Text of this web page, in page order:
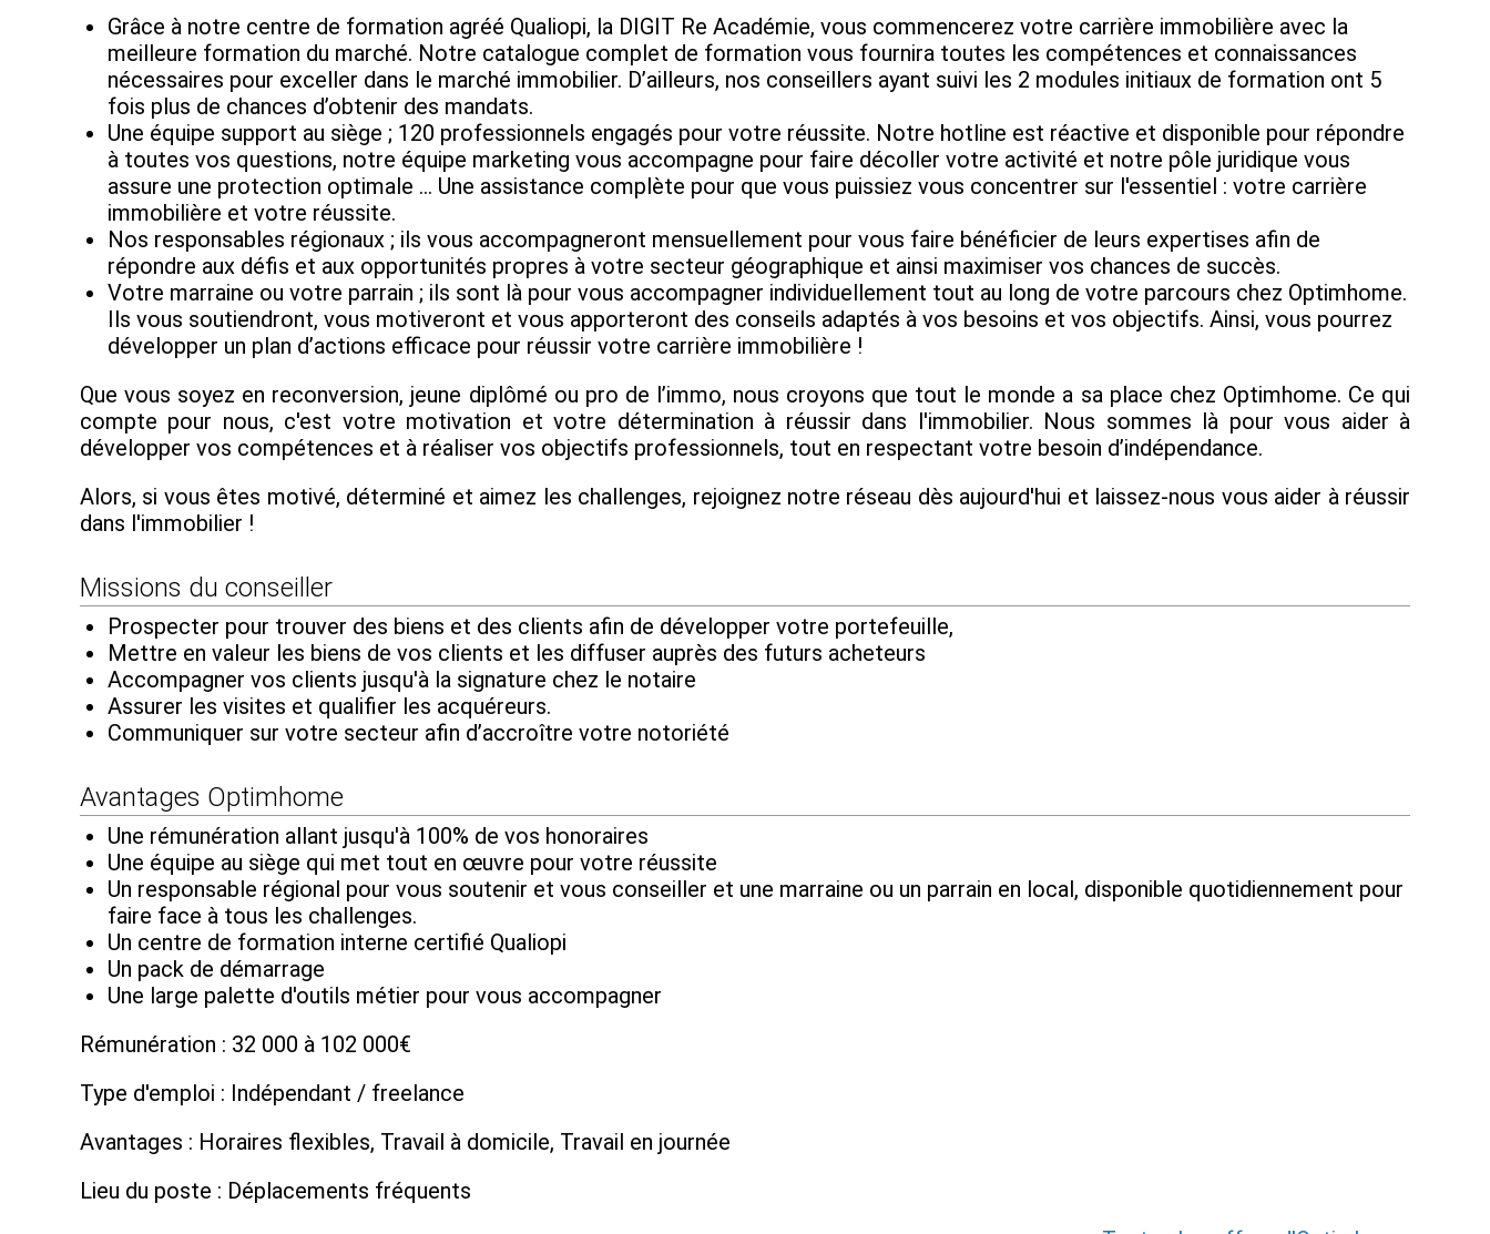
Grâce à notre centre de formation agréé Qualiopi, la DIGIT Re Académie, vous commencerez votre carrière immobilière avec la
meilleure formation du marché. Notre catalogue complet de formation vous fournira toutes les compétences et connaissances
nécessaires pour exceller dans le marché immobilier. D’ailleurs, nos conseillers ayant suivi les 2 modules initiaux de formation ont 5
fois plus de chances d’obtenir des mandats.
Une équipe support au siège ; 120 professionnels engagés pour votre réussite. Notre hotline est réactive et disponible pour répondre
à toutes vos questions, notre équipe marketing vous accompagne pour faire décoller votre activité et notre pôle juridique vous
assure une protection optimale … Une assistance complète pour que vous puissiez vous concentrer sur l'essentiel : votre carrière
immobilière et votre réussite.
Nos responsables régionaux ; ils vous accompagneront mensuellement pour vous faire bénéficier de leurs expertises afin de
répondre aux défis et aux opportunités propres à votre secteur géographique et ainsi maximiser vos chances de succès.
Votre marraine ou votre parrain ; ils sont là pour vous accompagner individuellement tout au long de votre parcours chez Optimhome.
Ils vous soutiendront, vous motiveront et vous apporteront des conseils adaptés à vos besoins et vos objectifs. Ainsi, vous pourrez
développer un plan d’actions efficace pour réussir votre carrière immobilière !
Que vous soyez en reconversion, jeune diplômé ou pro de l’immo, nous croyons que tout le monde a sa place chez Optimhome. Ce qui
compte pour nous, c'est votre motivation et votre détermination à réussir dans l'immobilier. Nous sommes là pour vous aider à
développer vos compétences et à réaliser vos objectifs professionnels, tout en respectant votre besoin d’indépendance.
Alors, si vous êtes motivé, déterminé et aimez les challenges, rejoignez notre réseau dès aujourd'hui et laissez-nous vous aider à réussir
dans l'immobilier !
Missions du conseiller
Prospecter pour trouver des biens et des clients afin de développer votre portefeuille,
Mettre en valeur les biens de vos clients et les diffuser auprès des futurs acheteurs
Accompagner vos clients jusqu'à la signature chez le notaire
Assurer les visites et qualifier les acquéreurs.
Communiquer sur votre secteur afin d’accroître votre notoriété
Avantages Optimhome
Une rémunération allant jusqu'à 100% de vos honoraires
Une équipe au siège qui met tout en œuvre pour votre réussite
Un responsable régional pour vous soutenir et vous conseiller et une marraine ou un parrain en local, disponible quotidiennement pour
faire face à tous les challenges.
Un centre de formation interne certifié Qualiopi
Un pack de démarrage
Une large palette d'outils métier pour vous accompagner
Rémunération : 32 000 à 102 000€
Type d'emploi : Indépendant / freelance
Avantages : Horaires flexibles, Travail à domicile, Travail en journée
Lieu du poste : Déplacements fréquents